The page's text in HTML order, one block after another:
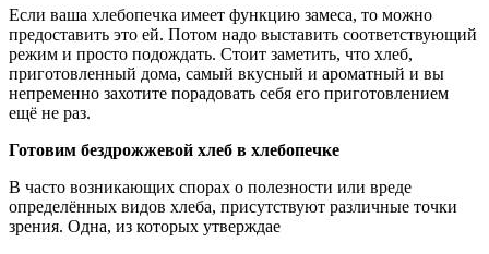
Если ваша хлебопечка имеет функцию замеса, то можно
предоставить это ей. Потом надо выставить соответствующий
режим и просто подождать. Стоит заметить, что хлеб,
приготовленный дома, самый вкусный и ароматный и вы
непременно захотите порадовать себя его приготовлением
ещё не раз.
Готовим бездрожжевой хлеб в хлебопечке
В часто возникающих спорах о полезности или вреде
определённых видов хлеба, присутствуют различные точки
зрения. Одна, из которых утверждае